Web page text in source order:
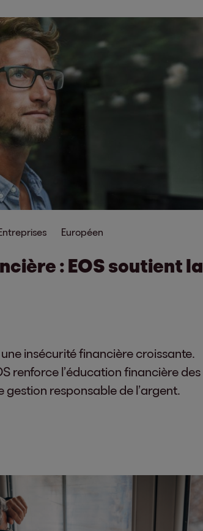
Européen
: EOS soutient la
insécurité financière croissante.
renforce l’éducation financière des
gestion responsable de l’argent.